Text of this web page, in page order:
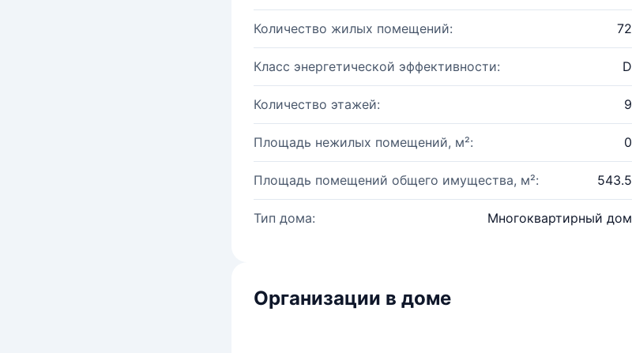
Количество жилых помещений: 72
Класс энергетической эффективности: D
Количество этажей: 9
Площадь нежилых помещений, м²: 0
Площадь помещений общего имущества, м²: 543.5
Тип дома: Многоквартирный дом
Организации в доме